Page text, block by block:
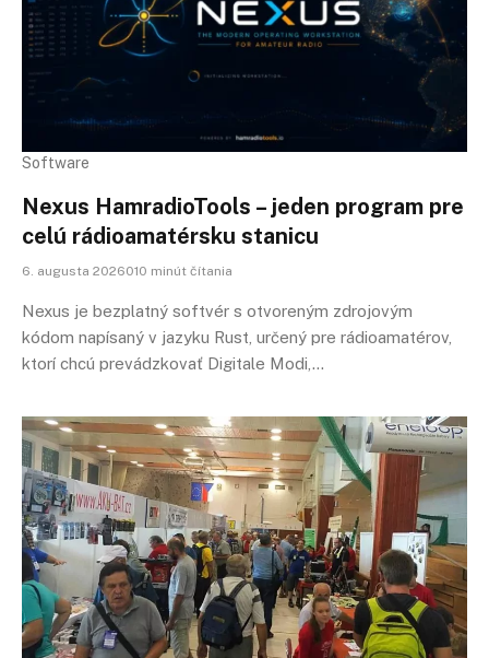
Software
Nexus HamradioTools – jeden program pre
celú rádioamatérsku stanicu
6. augusta 2026010 minút čítania
Nexus je bezplatný softvér s otvoreným zdrojovým
kódom napísaný v jazyku Rust, určený pre rádioamatérov,
ktorí chcú prevádzkovať Digitale Modi,…